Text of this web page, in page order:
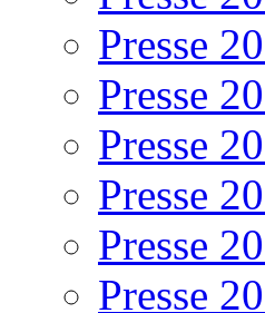
Presse
Presse
Presse
Presse
Presse
Presse